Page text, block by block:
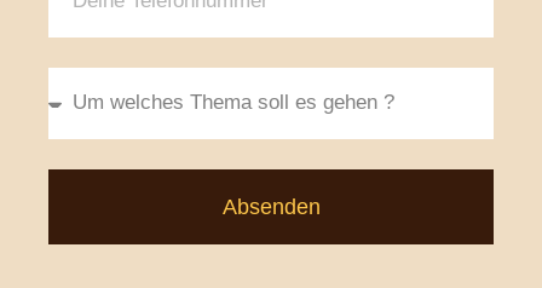
Absenden